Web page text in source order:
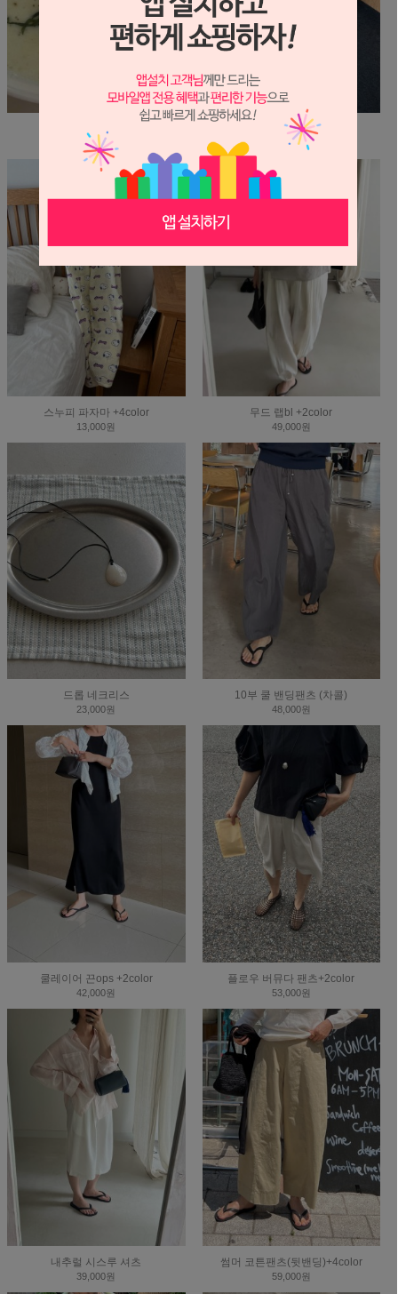
휴가 및 택배 배송 안내
0원
클라우드 블라 T
42,000원
스누피 파자마 +4color
13,000원
무드 랩bl +2color
49,000원
드롭 네크리스
23,000원
10부 쿨 밴딩팬츠 (차콜)
48,000원
쿨레이어 끈ops +2color
42,000원
플로우 버뮤다 팬츠+2color
53,000원
내추럴 시스루 셔츠
39,000원
썸머 코튼팬츠(뒷밴딩)+4color
59,000원